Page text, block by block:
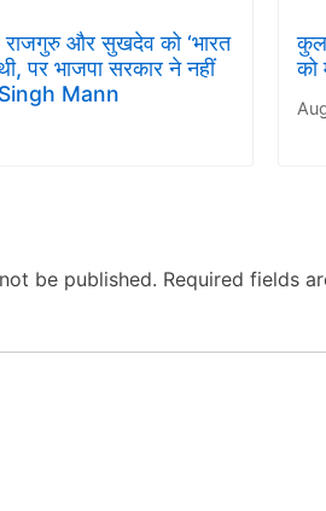
और सुखदेव को ‘भारत
पर भाजपा सरकार ने नहीं
Mann
को
be published. Required fields